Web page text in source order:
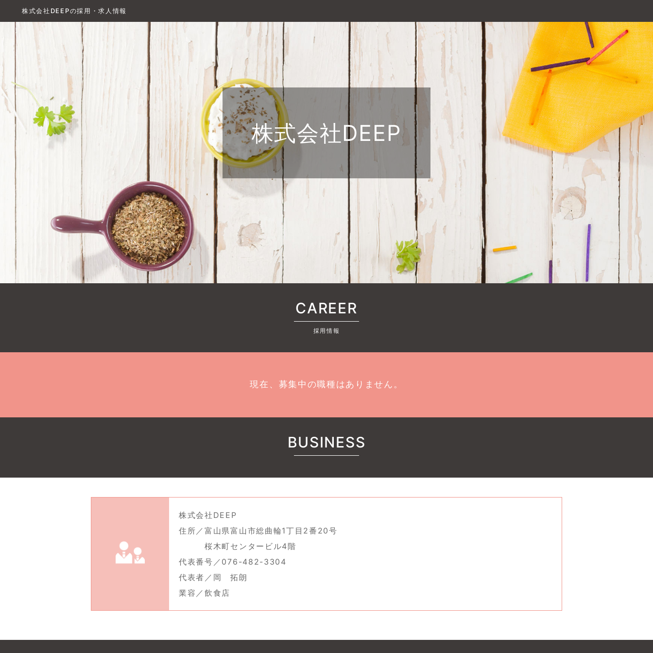
株式会社DEEPの採用・求人情報
株式会社DEEP
CAREER
採用情報
現在、募集中の職種はありません。
BUSINESS
株式会社DEEP
住所／富山県富山市総曲輪1丁目2番20号
桜木町センタービル4階
代表番号／076-482-3304
代表者／岡 拓朗
業容／飲食店